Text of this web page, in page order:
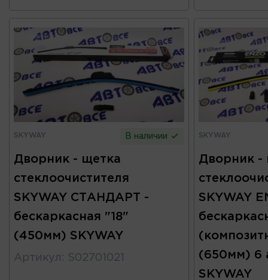
SKYWAY В наличии
Дворник - щетка
стеклоочистителя
SKYWAY СТАНДАРТ -
бескаркасная "18"
(450мм) SKYWAY
Артикул : S02701021
SKYWAY
Дворник -
SKYWAY
(650мм) 6
SKYWAY